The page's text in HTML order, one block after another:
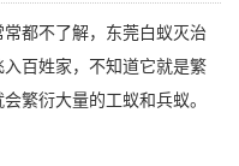
都不了解，东莞白蚁灭治
百姓家，不知道它就是繁
繁衍大量的工蚁和兵蚁。